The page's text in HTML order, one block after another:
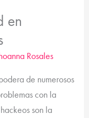
en
Rosales
de numerosos
con la
son la